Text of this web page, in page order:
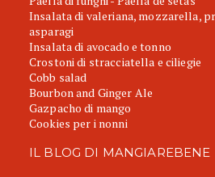
Insalata di valeriana, mozzarella,
asparagi
Insalata di avocado e tonno
Crostoni di stracciatella e ciliegie
Cobb salad
Bourbon and Ginger Ale
Gazpacho di mango
Cookies per i nonni
IL BLOG DI MANGIAREBENE